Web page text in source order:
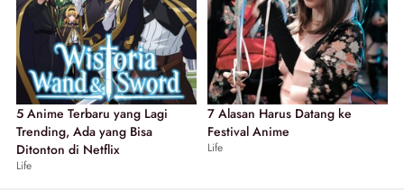
5 Anime Terbaru yang Lagi
Trending, Ada yang Bisa
Ditonton di Netflix
Life
7 Alasan Harus Datang ke
Festival Anime
Life